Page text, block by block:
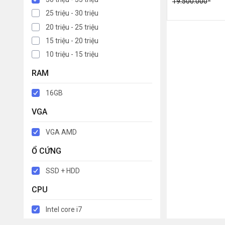
25 triệu - 30 triệu
20 triệu - 25 triệu
15 triệu - 20 triệu
10 triệu - 15 triệu
RAM
16GB
VGA
VGA AMD
Ổ CỨNG
SSD + HDD
CPU
Intel core i7